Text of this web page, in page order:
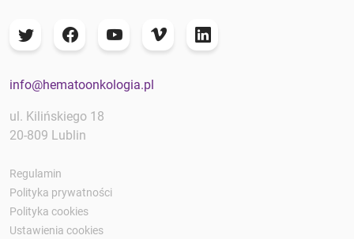
info@hematoonkologia.pl
ul. Kilińskiego 18
20-809 Lublin
Regulamin
Polityka prywatności
Polityka cookies
Ustawienia cookies